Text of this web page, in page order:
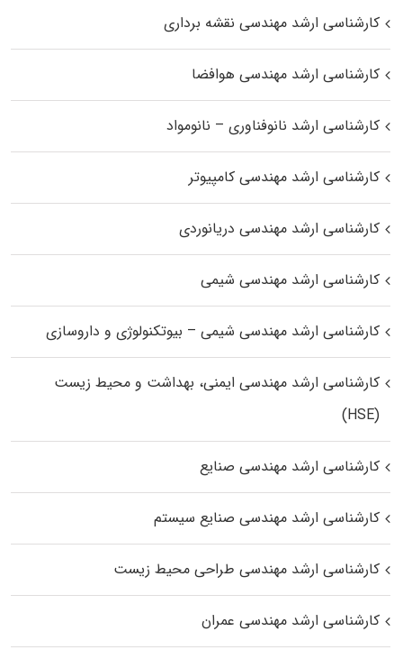
کارشناسی ارشد مهندسی نقشه برداری
کارشناسی ارشد مهندسی هوافضا
کارشناسی ارشد نانوفناوری – نانومواد
کارشناسی ارشد مهندسی کامپیوتر
کارشناسی ارشد مهندسی دریانوردی
کارشناسی ارشد مهندسی شیمی
کارشناسی ارشد مهندسی شیمی – بیوتکنولوژی و داروسازی
کارشناسی ارشد مهندسی ایمنی، بهداشت و محیط زیست
(HSE)
کارشناسی ارشد مهندسی صنایع
کارشناسی ارشد مهندسی صنایع سیستم
کارشناسی ارشد مهندسی طراحی محیط زیست
کارشناسی ارشد مهندسی عمران